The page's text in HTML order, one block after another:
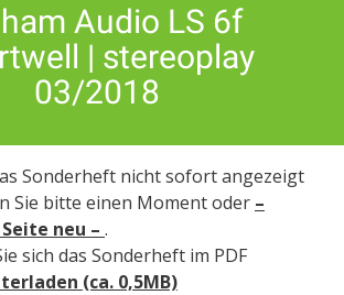
Audio LS 6f
| stereoplay
03/2018
Sonderheft nicht sofort angezeigt
Sie bitte einen Moment oder –
neu – .
sich das Sonderheft im PDF
(ca. 0,5MB)